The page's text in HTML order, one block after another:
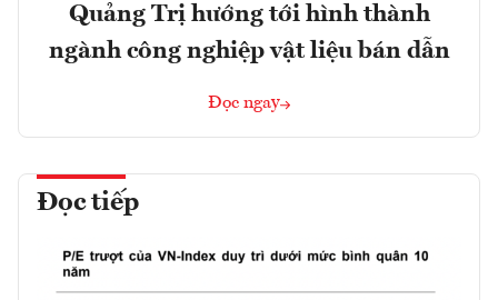
Quảng Trị hướng tới hình thành
ngành công nghiệp vật liệu bán dẫn
Đọc ngay
Đọc tiếp